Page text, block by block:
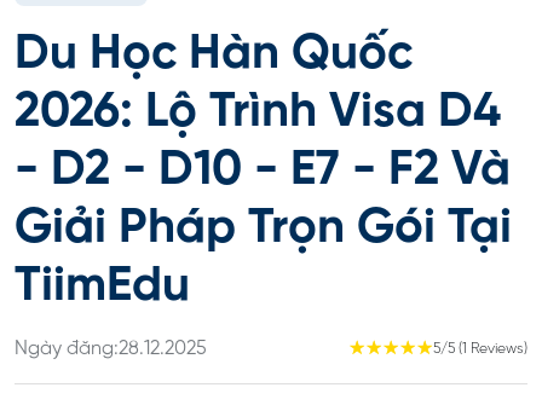
Du Học Hàn Quốc
2026: Lộ Trình Visa D4
- D2 - D10 - E7 - F2 Và
Giải Pháp Trọn Gói Tại
TiimEdu
Ngày đăng:28.12.2025 ☆
☆
☆
☆
☆ 5/5 (1 Reviews)